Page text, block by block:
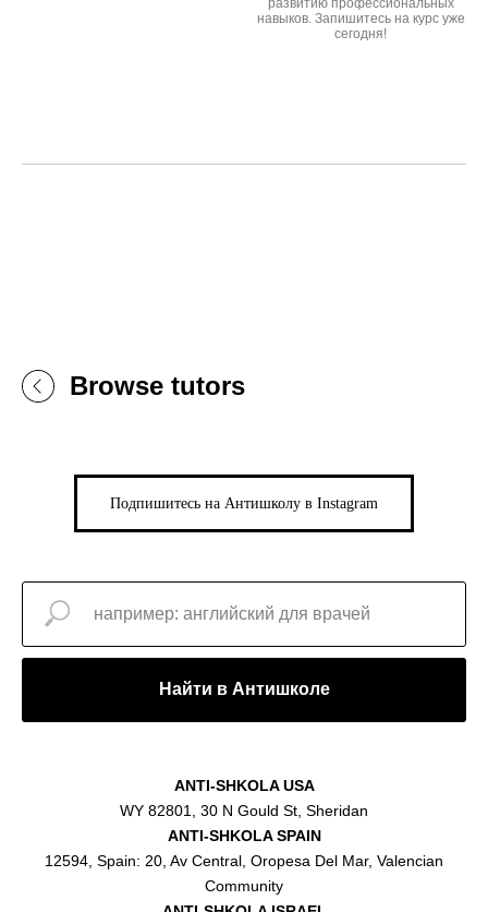
навыков. Запишитесь на курс уже
сегодня!
Browse tutors
Подпишитесь на Антишколу в Instagram
Найти в Антишколе
ANTI-SHKOLA USA
WY 82801, 30 N Gould St, Sheridan
ANTI-SHKOLA SPAIN
12594, Spain: 20, Av Central, Oropesa Del Mar, Valencian
Community